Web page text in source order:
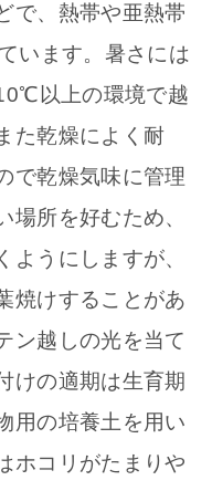
で、熱帯や亜熱帯
います。暑さには
以上の環境で越
た乾燥によく耐
で乾燥気味に管理
場所を好むため、
ようにしますが、
焼けすることがあ
ン越しの光を当て
けの適期は生育期
用の培養土を用い
ホコリがたまりや